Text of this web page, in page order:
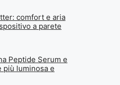
comfort e aria
a parete
Peptide Serum e
più luminosa e